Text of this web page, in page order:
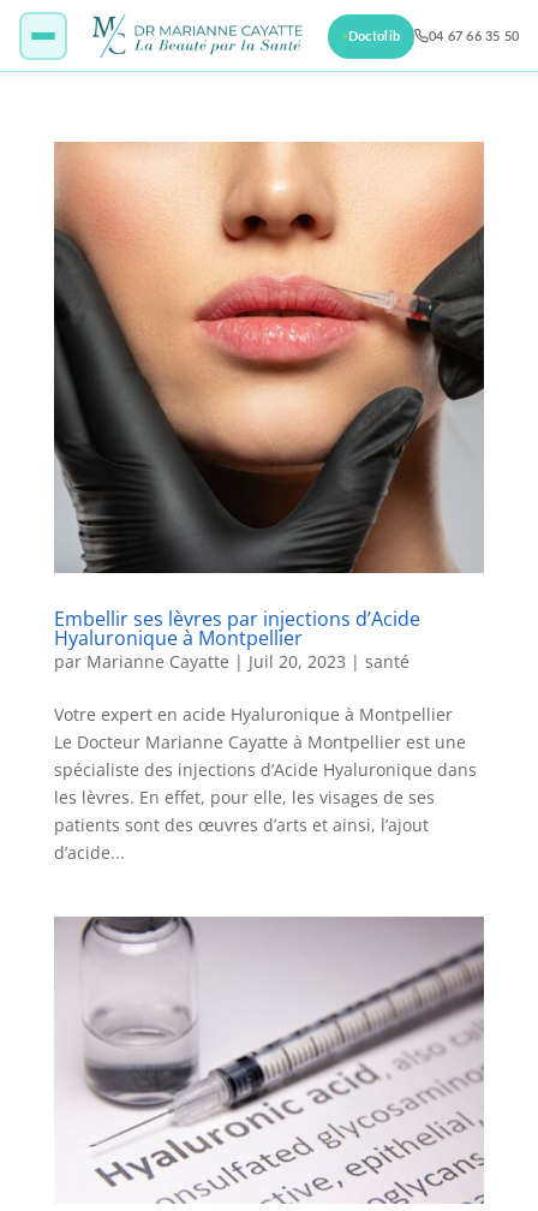
Doctolib 04 67 66 35 50
Embellir ses lèvres par injections d’Acide
Hyaluronique à Montpellier
par Marianne Cayatte | Juil 20, 2023 | santé
Votre expert en acide Hyaluronique à Montpellier
Le Docteur Marianne Cayatte à Montpellier est une
spécialiste des injections d’Acide Hyaluronique dans
les lèvres. En effet, pour elle, les visages de ses
patients sont des œuvres d’arts et ainsi, l’ajout
d’acide...